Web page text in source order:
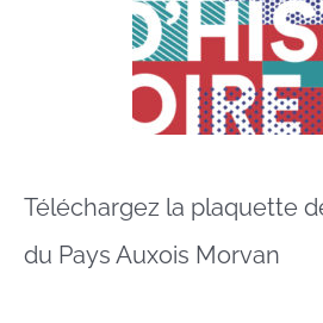
Téléchargez la plaquette
du Pays Auxois Morvan